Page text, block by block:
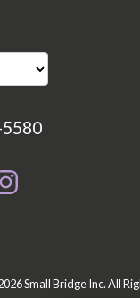
Small Bridge Inc. All